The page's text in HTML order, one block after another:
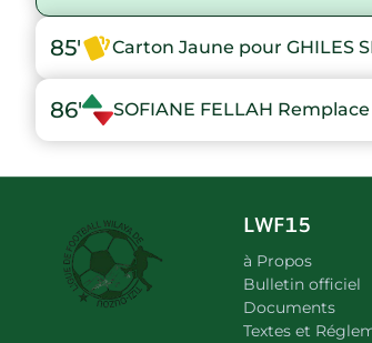
85' Carton Jaune pour GHILES
86' SOFIANE FELLAH Remplace
LWF15
à Propos
Bulletin officiel
Documents
Textes et